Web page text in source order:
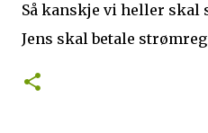
Så kanskje vi heller skal
Jens skal betale